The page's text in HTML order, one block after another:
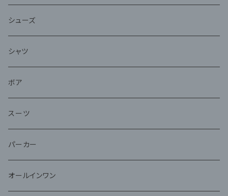
シューズ
シャツ
ボア
スーツ
パーカー
オールインワン